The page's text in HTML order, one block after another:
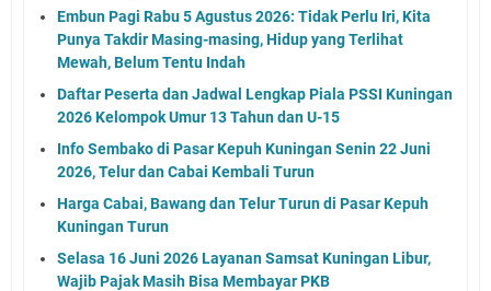
Embun Pagi Rabu 5 Agustus 2026: Tidak Perlu Iri, Kita
Punya Takdir Masing-masing, Hidup yang Terlihat
Mewah, Belum Tentu Indah
Daftar Peserta dan Jadwal Lengkap Piala PSSI Kuningan
2026 Kelompok Umur 13 Tahun dan U-15
Info Sembako di Pasar Kepuh Kuningan Senin 22 Juni
2026, Telur dan Cabai Kembali Turun
Harga Cabai, Bawang dan Telur Turun di Pasar Kepuh
Kuningan Turun
Selasa 16 Juni 2026 Layanan Samsat Kuningan Libur,
Wajib Pajak Masih Bisa Membayar PKB